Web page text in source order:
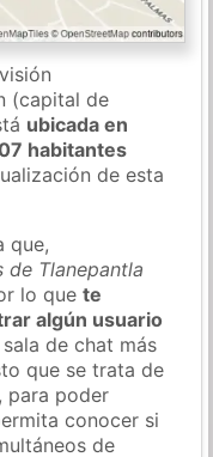
(capital de
ubicada en
habitantes
de esta
que,
de Tlanepantla
lo quete
algún usuario
de chat más
que se trata de
para poder
conocer si
de